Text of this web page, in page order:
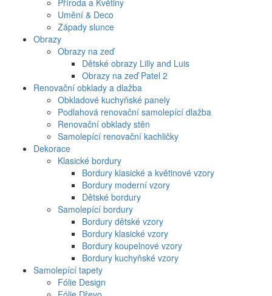
Příroda a Květiny
Umění & Deco
Západy slunce
Obrazy
Obrazy na zeď
Dětské obrazy Lilly and Luis
Obrazy na zeď Patel 2
Renovační obklady a dlažba
Obkladové kuchyňské panely
Podlahová renovační samolepící dlažba
Renovační obklady stěn
Samolepící renovační kachličky
Dekorace
Klasické bordury
Bordury klasické a květinové vzory
Bordury moderní vzory
Dětské bordury
Samolepící bordury
Bordury dětské vzory
Bordury klasické vzory
Bordury koupelnové vzory
Bordury kuchyňské vzory
Samolepící tapety
Fólie Design